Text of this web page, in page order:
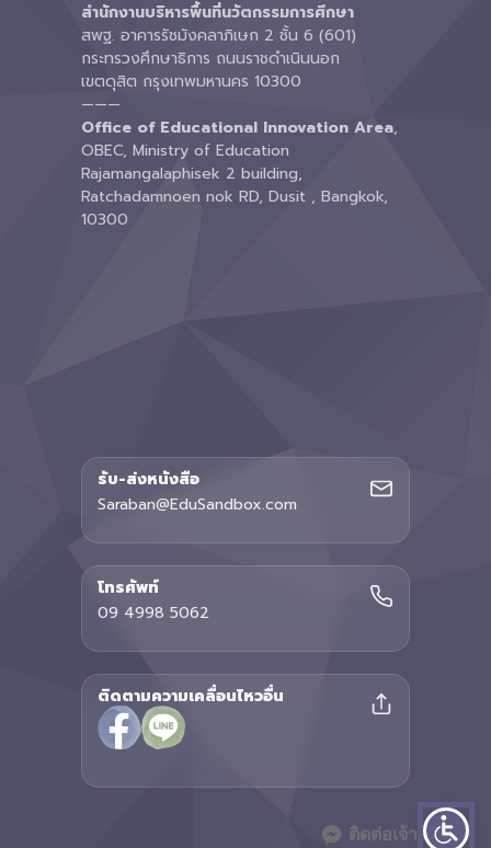
สำนักงานบริหารพื้นที่นวัตกรรมการศึกษา
สพฐ. อาคารรัชมังคลาภิเษก 2 ชั้น 6 (601)
กระทรวงศึกษาธิการ ถนนราชดำเนินนอก
เขตดุสิต กรุงเทพมหานคร 10300
———
Office of Educational Innovation Area,
OBEC, Ministry of Education
Rajamangalaphisek 2 building,
Ratchadamnoen nok RD, Dusit , Bangkok,
10300
รับ-ส่งหนังสือ
Saraban@EduSandbox.com
โทรศัพท์
09 4998 5062
ติดตามความเคลื่อนไหวอื่น
ติดต่อเจ้าหน้าที่